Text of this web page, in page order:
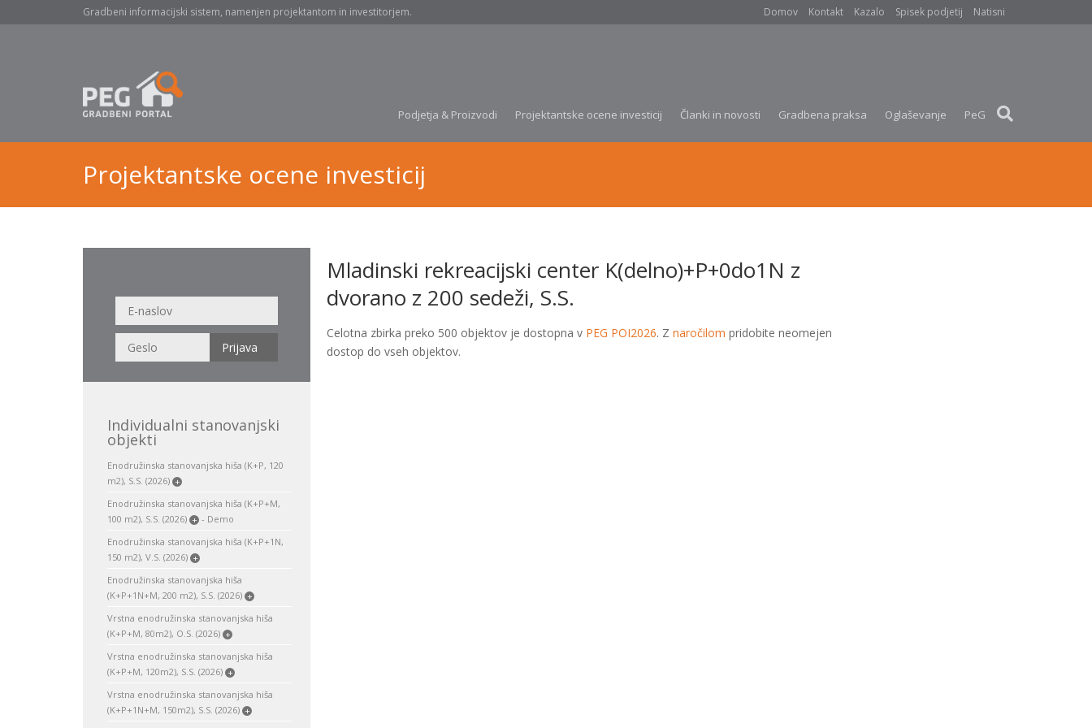
Gradbeni informacijski sistem, namenjen projektantom in investitorjem. Domov Kontakt Kazalo Spisek podjetij Natisni
Podjetja & Proizvodi Projektantske ocene investicij Članki in novosti Gradbena praksa Oglaševanje PeG
Projektantske ocene investicij
Individualni stanovanjski
objekti
Enodružinska stanovanjska hiša (K+P, 120
m2), S.S. (2026) +
Enodružinska stanovanjska hiša (K+P+M,
100 m2), S.S. (2026) + - Demo
Enodružinska stanovanjska hiša (K+P+1N,
150 m2), V.S. (2026) +
Enodružinska stanovanjska hiša
(K+P+1N+M, 200 m2), S.S. (2026) +
Vrstna enodružinska stanovanjska hiša
(K+P+M, 80m2), O.S. (2026) +
Vrstna enodružinska stanovanjska hiša
(K+P+M, 120m2), S.S. (2026) +
Vrstna enodružinska stanovanjska hiša
(K+P+1N+M, 150m2), S.S. (2026) +
Mladinski rekreacijski center K(delno)+P+0do1N z
dvorano z 200 sedeži, S.S.
Celotna zbirka preko 500 objektov je dostopna v PEG POI2026. Z naročilom pridobite neomejen
dostop do vseh objektov.